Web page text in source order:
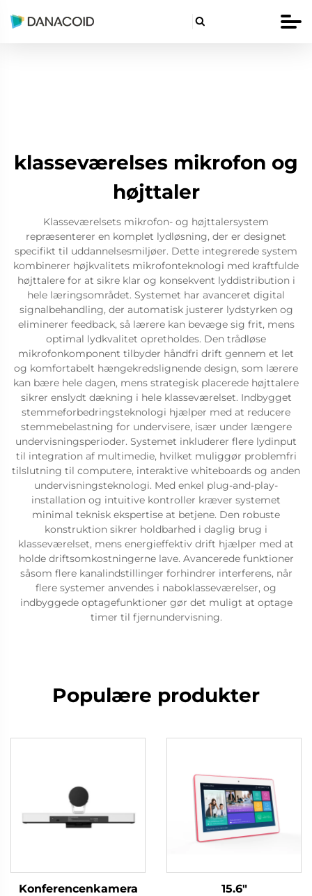

klasseværelses mikrofon og
højttaler
Klasseværelsets mikrofon- og højttalersystem
repræsenterer en komplet lydløsning, der er designet
specifikt til uddannelsesmiljøer. Dette integrerede system
kombinerer højkvalitets mikrofonteknologi med kraftfulde
højttalere for at sikre klar og konsekvent lyddistribution i
hele læringsområdet. Systemet har avanceret digital
signalbehandling, der automatisk justerer lydstyrken og
eliminerer feedback, så lærere kan bevæge sig frit, mens
optimal lydkvalitet opretholdes. Den trådløse
mikrofonkomponent tilbyder håndfri drift gennem et let
og komfortabelt hængekredslignende design, som lærere
kan bære hele dagen, mens strategisk placerede højttalere
sikrer enslydt dækning i hele klasseværelset. Indbygget
stemmeforbedringsteknologi hjælper med at reducere
stemmebelastning for undervisere, især under længere
undervisningsperioder. Systemet inkluderer flere lydinput
til integration af multimedie, hvilket muliggør problemfri
tilslutning til computere, interaktive whiteboards og anden
undervisningsteknologi. Med enkel plug-and-play-
installation og intuitive kontroller kræver systemet
minimal teknisk ekspertise at betjene. Den robuste
konstruktion sikrer holdbarhed i daglig brug i
klasseværelset, mens energieffektiv drift hjælper med at
holde driftsomkostningerne lave. Avancerede funktioner
såsom flere kanalindstillinger forhindrer interferens, når
flere systemer anvendes i naboklasseværelser, og
indbyggede optagefunktioner gør det muligt at optage
timer til fjernundervisning.
Populære produkter
Konferencenkamera
15.6"